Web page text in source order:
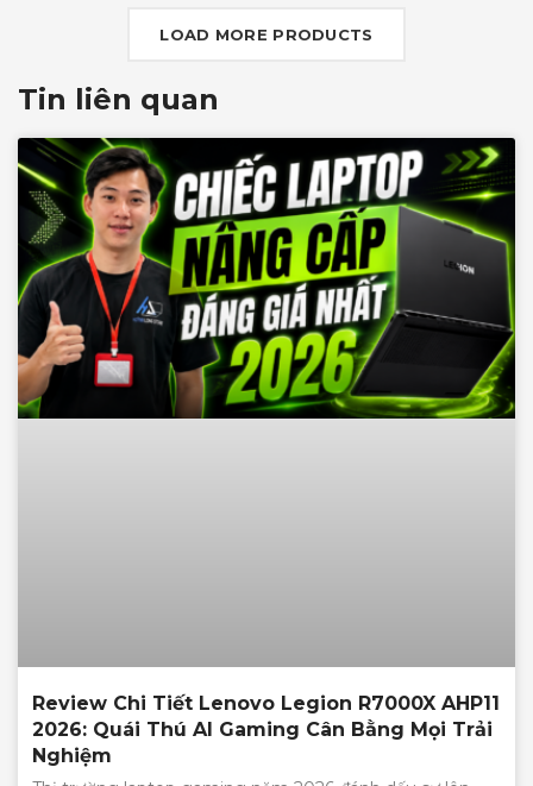
LOAD MORE PRODUCTS
Tin liên quan
Review Chi Tiết Lenovo Legion R7000X AHP11
2026: Quái Thú AI Gaming Cân Bằng Mọi Trải
Nghiệm